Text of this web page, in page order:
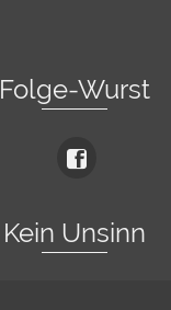
Folge-Wurst
Kein Unsinn